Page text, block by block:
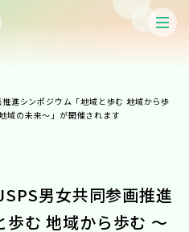
進シンポジウム「地域と歩む 地域から歩
域の未来～」が開催されます
男女共同参画推進
歩む 地域から歩む ～